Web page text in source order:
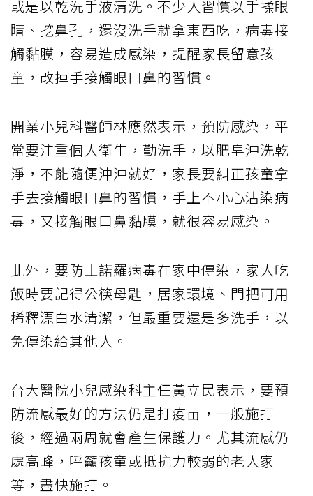
或是以乾洗手液清洗。不少人習慣以手揉眼
睛、挖鼻孔，還沒洗手就拿東西吃，病毒接
觸黏膜，容易造成感染，提醒家長留意孩
童，改掉手接觸眼口鼻的習慣。
開業小兒科醫師林應然表示，預防感染，平
常要注重個人衛生，勤洗手，以肥皂沖洗乾
淨，不能隨便沖沖就好，家長要糾正孩童拿
手去接觸眼口鼻的習慣，手上不小心沾染病
毒，又接觸眼口鼻黏膜，就很容易感染。
此外，要防止諾羅病毒在家中傳染，家人吃
飯時要記得公筷母匙，居家環境、門把可用
稀釋漂白水清潔，但最重要還是多洗手，以
免傳染給其他人。
台大醫院小兒感染科主任黃立民表示，要預
防流感最好的方法仍是打疫苗，一般施打
後，經過兩周就會產生保護力。尤其流感仍
處高峰，呼籲孩童或抵抗力較弱的老人家
等，盡快施打。